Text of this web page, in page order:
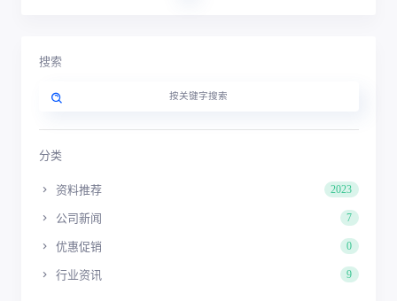
搜索
分类
资料推荐 2023
公司新闻 7
优惠促销 0
行业资讯 9